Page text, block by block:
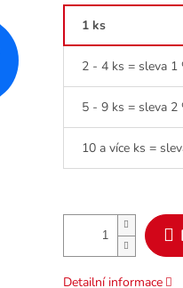
1 ks
2 - 4 ks = sleva 1
5 - 9 ks = sleva 2
10 a více ks =
Detailní informace